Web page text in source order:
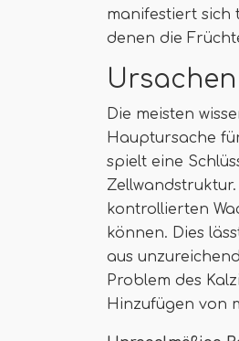
manifestiert sich
denen die
Die meisten
Hauptursache
spielt eine
kontrollierten
können. Dies
aus
Problem des
Hinzufügen von